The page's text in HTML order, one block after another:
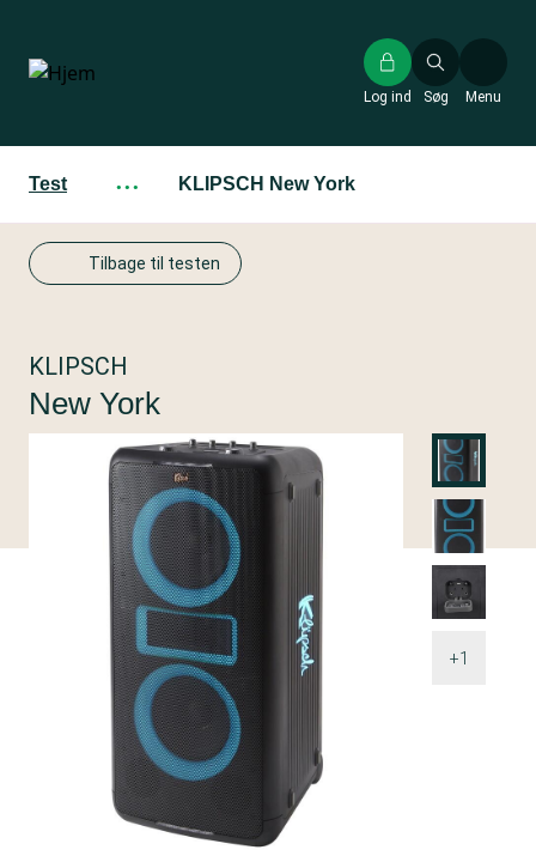
hovedindhold
Søg
Log ind Menu
Test ··· KLIPSCH New York
Tilbage til testen
+1
KLIPSCH
New York